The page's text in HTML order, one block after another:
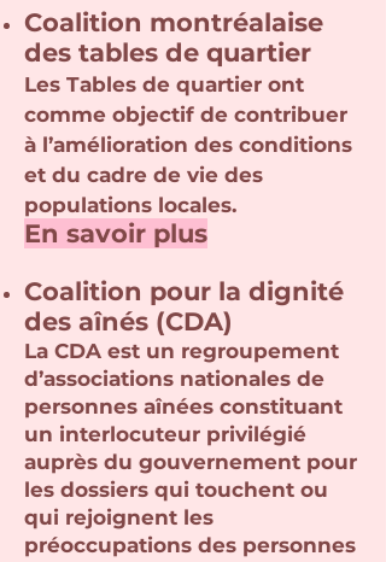
Coalition montréalaise
des tables de quartier
Les Tables de quartier ont
comme objectif de contribuer
à l’amélioration des conditions
et du cadre de vie des
populations locales.
En savoir plus
Coalition pour la dignité
des aînés (CDA)
La CDA est un regroupement
d’associations nationales de
personnes aînées constituant
un interlocuteur privilégié
auprès du gouvernement pour
les dossiers qui touchent ou
qui rejoignent les
préoccupations des personnes